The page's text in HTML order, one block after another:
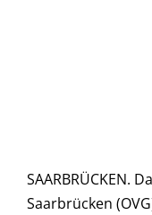
SAARBRÜCKEN.
Saarbrücken